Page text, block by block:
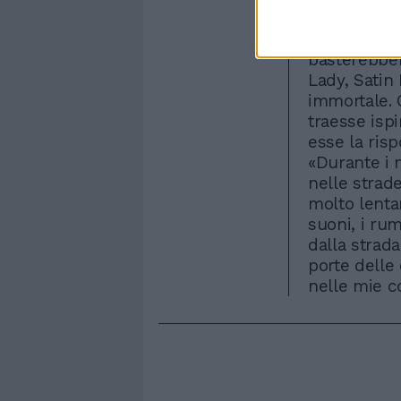
nel gotha
Lady,
immortale.
traesse
esse la
«Durante i
nelle
molto
suoni, i
dalla
porte delle
nelle mie